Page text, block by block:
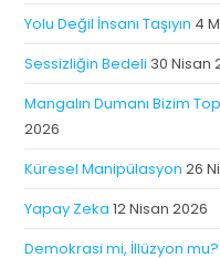
Yolu Değil İnsanı Taşıyın 4
Sessizliğin Bedeli 30 Nisan
Mangalın Dumanı Bizim
2026
Küresel Manipülasyon 26
Yapay Zeka 12 Nisan 2026
Demokrasi mi, İllüzyon mu?